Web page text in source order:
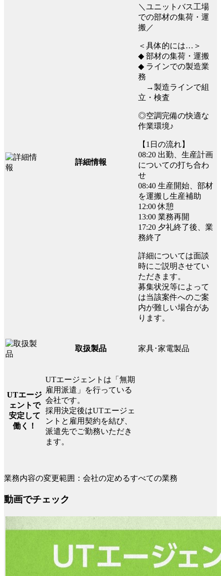
詳細情報
＼ユニットバス工場
での部材の集荷・運
搬／
＜具体的には…＞
◆ 部材の集荷・運搬
◆ ラインでの製造業
務
→製造ラインで組
立・検査
◎空調完備の快適な
作業環境♪
【1日の流れ】
08:20 出勤、生産計画
についての打ち合わ
せ
08:40 生産開始、部材
を運搬し生産補助
12:00 休憩
13:00 業務再開
17:20 夕礼終了後、業
務終了
詳細については面談
時にご説明させてい
ただきます。
募集状況等によって
は当該案件へのご案
内が難しい場合があ
ります。
取扱製品 家具･家電製品
UTエージ
ェントで
安定して
働く！
UTエージェントは「無期
雇用派遣」を行っている
会社です。
採用決定後はUTエージェ
ントと雇用契約を結び、
派遣先でご勤務いただき
ます。
業務内容の変更範囲：会社の定めるすべての業務
動画でチェック